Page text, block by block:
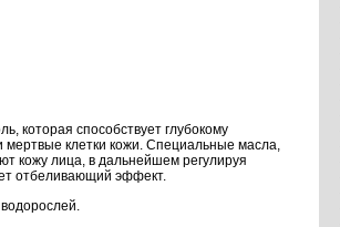
которая способствует глубокому
клетки кожи. Специальные масла,
кожу лица, в дальнейшем регулируя
отбеливающий эффект.